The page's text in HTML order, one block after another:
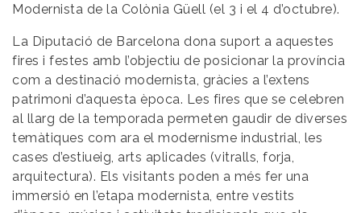
Modernista de la Colònia Güell (el 3 i el 4 d’octubre).
La Diputació de Barcelona dona suport a aquestes
fires i festes amb l’objectiu de posicionar la província
com a destinació modernista, gràcies a l’extens
patrimoni d’aquesta època. Les fires que se celebren
al llarg de la temporada permeten gaudir de diverses
temàtiques com ara el modernisme industrial, les
cases d’estiueig, arts aplicades (vitralls, forja,
arquitectura). Els visitants poden a més fer una
immersió en l’etapa modernista, entre vestits